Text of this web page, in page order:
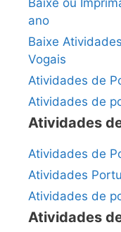
ano
Baixe
Vogais
Atividades de
Atividades de
Atividades
Atividades de
Atividades
Atividades de
Atividades